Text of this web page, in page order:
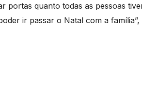
portas quanto todas as pessoas
ir passar o Natal com a